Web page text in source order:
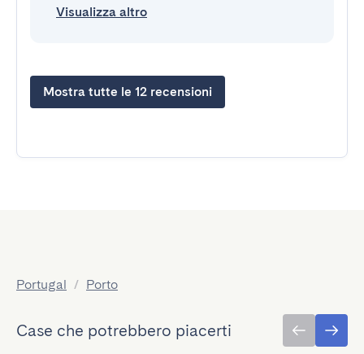
Visualizza altro
Mostra tutte le 12 recensioni
Portugal / Porto
Case che potrebbero piacerti